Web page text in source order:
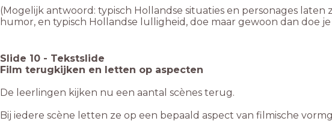
(Mogelijk antwoord: typisch Hollandse situaties en personages laten
humor, en typisch Hollandse lulligheid, doe maar gewoon dan doe
Slide 10 - Tekstslide
Film terugkijken en letten op aspecten
De leerlingen kijken nu een aantal scènes terug.
Bij iedere scène letten ze op een bepaald aspect van filmische